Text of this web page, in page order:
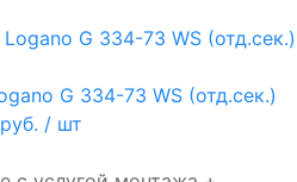
G 334-73 WS (отд.сек.)
/ шт